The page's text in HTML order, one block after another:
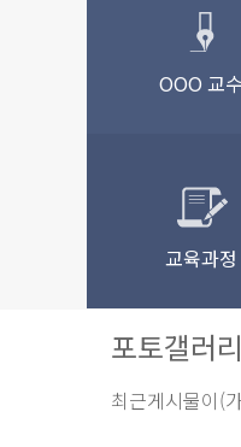
OOO 교수
교육과정
포토갤러리
최근게시물이(